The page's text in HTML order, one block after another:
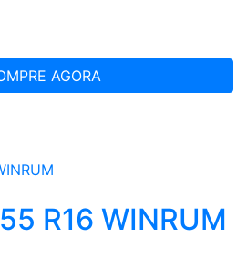
AGORA
R16 WINRUM